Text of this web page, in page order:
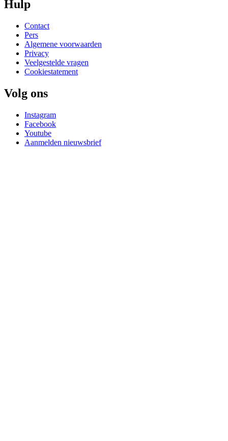
Hulp
Contact
Pers
Algemene voorwaarden
Privacy
Veelgestelde vragen
Cookiestatement
Volg ons
Instagram
Facebook
Youtube
Aanmelden nieuwsbrief